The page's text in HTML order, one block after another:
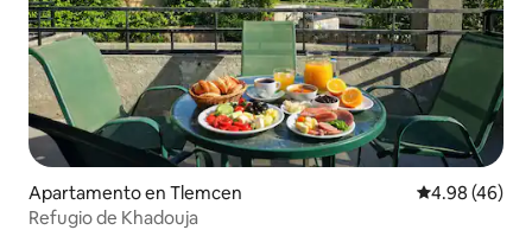
Apartamento en Tlemcen Calificación
4.98 (46)
Refugio de Khadouja